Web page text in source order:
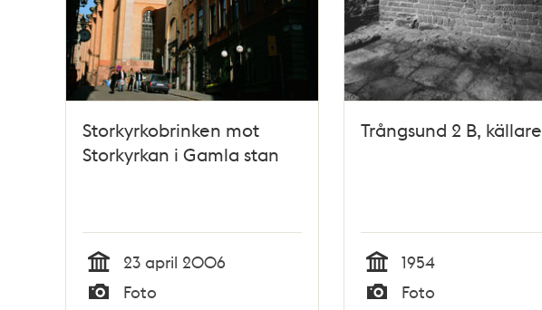
Storkyrkobrinken mot
Storkyrkan i Gamla stan
Tid
23 april 2006
Foto
Trångsund 2 B, källare
Tid
1954
Foto